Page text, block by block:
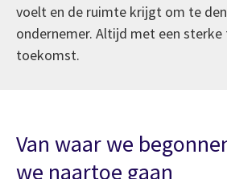
voelt en de ruimte krijgt om te
ondernemer. Altijd met een sterke
toekomst.
Van waar we
we naartoe gaan